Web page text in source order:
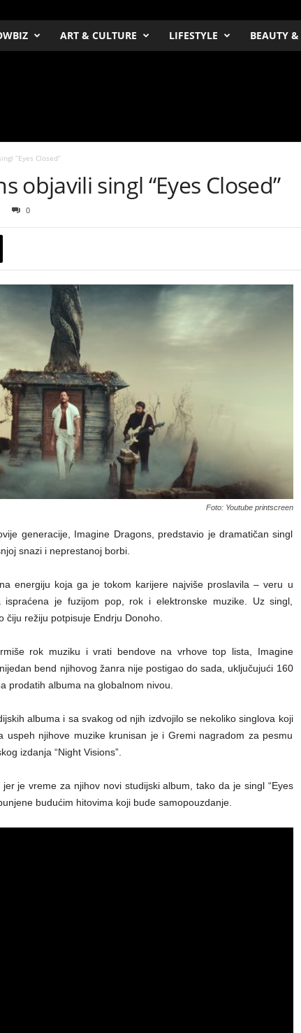
ART & CULTURE LIFESTYLE BEAUTY
“Eyes Closed”
objavili singl “Eyes Closed”
0
Foto: Youtube printscreen
generacije, Imagine Dragons, predstavio je dramatičan singl
snazi i neprestanoj borbi.
energiju koja ga je tokom karijere najviše proslavila – veru u
je fuzijom pop, rok i elektronske muzike. Uz singl,
čiju režiju potpisuje Endrju Donoho.
rok muziku i vrati bendove na vrhove top lista, Imagine
bend njihovog žanra nije postigao do sada, uključujući 160
prodatih albuma na globalnom nivou.
albuma i sa svakog od njih izdvojilo se nekoliko singlova koji
uspeh njihove muzike krunisan je i Gremi nagradom za pesmu
izdanja “Night Visions”.
je vreme za njihov novi studijski album, tako da je singl “Eyes
budućim hitovima koji bude samopouzdanje.